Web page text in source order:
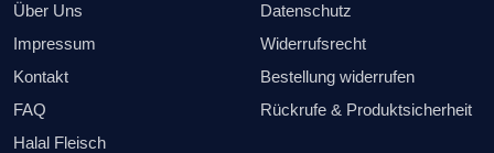
Über Uns
Impressum
Kontakt
FAQ
Halal Fleisch
Datenschutz
Widerrufsrecht
Bestellung widerrufen
Rückrufe & Produktsicherheit